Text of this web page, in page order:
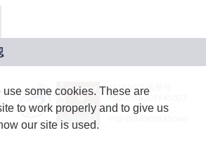
JASRAC許諾番号：
9024936001Y45037
JASRAC許諾番号：
some cookies. These are
to work properly and to give us
our site is used.